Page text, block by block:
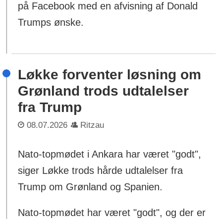
på Facebook med en afvisning af Donald
Trumps ønske.
Løkke forventer løsning om
Grønland trods udtalelser
fra Trump
08.07.2026 Ritzau
Nato-topmødet i Ankara har været "godt",
siger Løkke trods hårde udtalelser fra
Trump om Grønland og Spanien.
Nato-topmødet har været "godt", og der er